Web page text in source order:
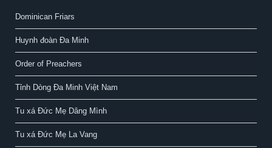
Dominican Friars
Huynh đoàn Đa Minh
Order of Preachers
Tỉnh Dòng Đa Minh Việt Nam
Tu xá Đức Mẹ Dâng Mình
Tu xá Đức Mẹ La Vang